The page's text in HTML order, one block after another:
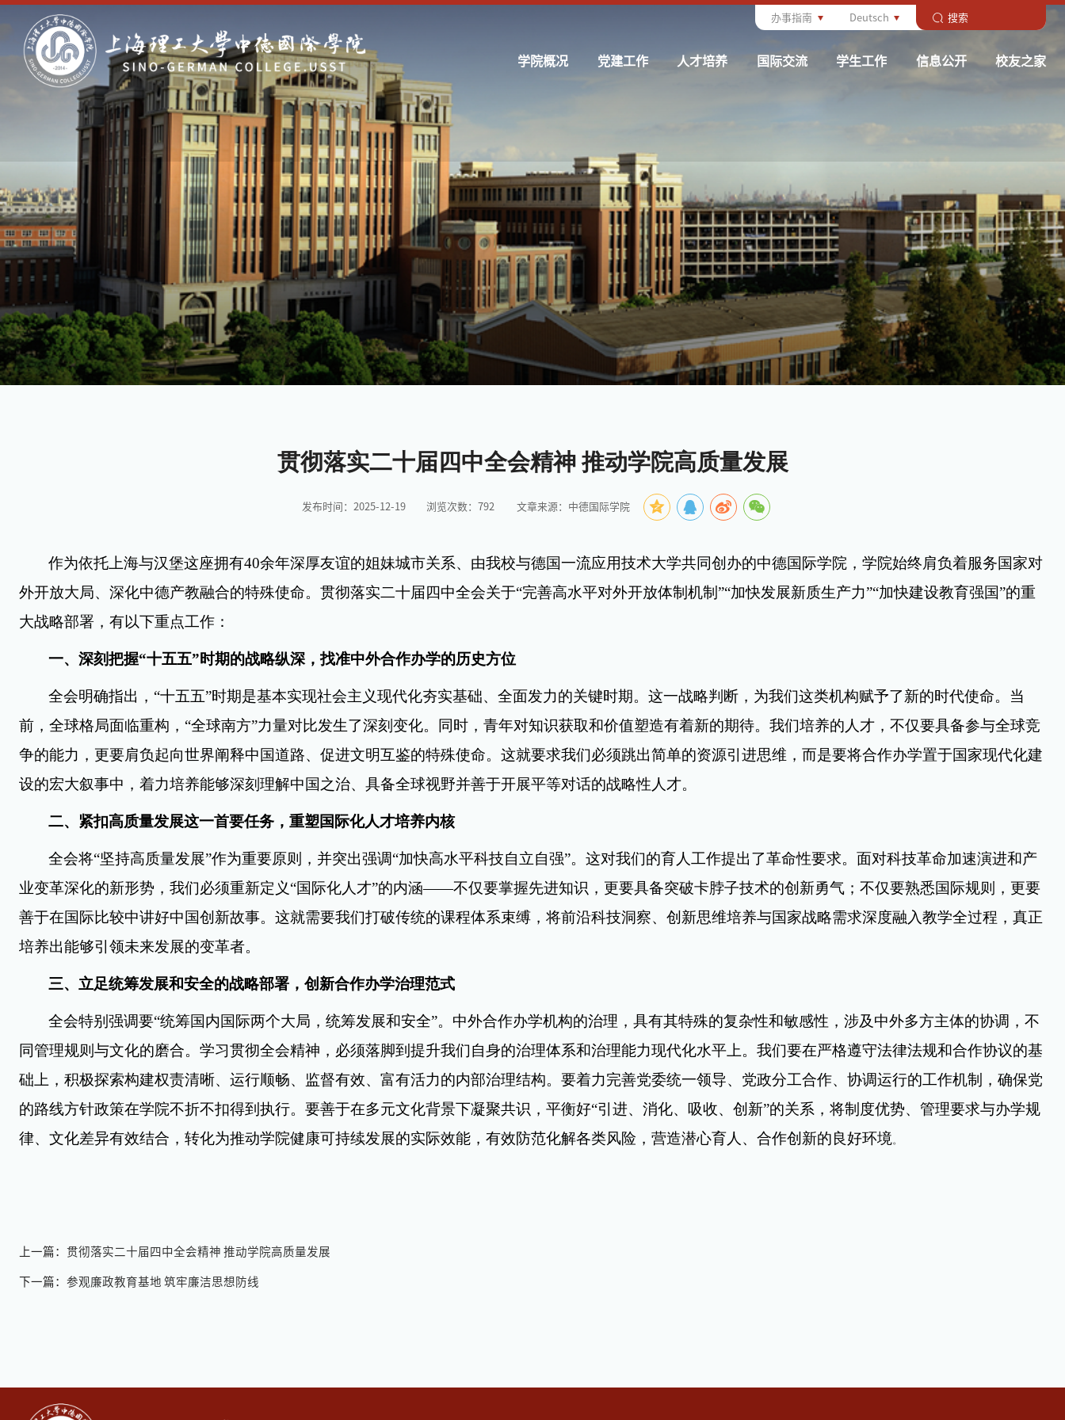
办事指南 Deutsch
学院概况 党建工作 人才培养 国际交流 学生工作 信息公开 校友之家
贯彻落实二十届四中全会精神 推动学院高质量发展
发布时间：2025-12-19 浏览次数： 792 文章来源：中德国际学院
作为依托上海与汉堡这座拥有40余年深厚友谊的姐妹城市关系、由我校与德国一流应用技术大学共同创办的中德国际学院，学院始终肩负着服务国家对
外开放大局、深化中德产教融合的特殊使命。贯彻落实二十届四中全会关于“完善高水平对外开放体制机制 ”“加快发展新质生产力”“加快建设教育强国”的重
大战略部署，有以下重点工作：
一、深刻把握“十五五”时期的战略纵深，找准中外合作办学的历史方位
全会明确指出，“十五五”时期是基本实现社会主义现代化夯实基础、全面发力的关键时期。这一战略判断，为我们这类机构赋予了新的时代使命。当
前，全球格局面临重构，“全球南方”力量对比发生了深刻变化。同时，青年对知识获取和价值塑造有着新的期待。我们培养的人才，不仅要具备参与全球竞
争的能力，更要肩负起向世界阐释中国道路、促进文明互鉴的特殊使命。这就要求我们必须跳出简单的资源引进思维，而是要将合作办学置于国家现代化建
设的宏大叙事中，着力培养能够深刻理解中国之治、具备全球视野并善于开展平等对话的战略性人才。
二、紧扣高质量发展这一首要任务，重塑国际化人才培养内核
全会将“坚持高质量发展”作为重要原则，并突出强调“加快高水平科技自立自强”。这对我们的育人工作提出了革命性要求。面对科技革命加速演进和产
业变革深化的新形势，我们必须重新定义“国际化人才”的内涵——不仅要掌握先进知识，更要具备突破卡脖子技术的创新勇气；不仅要熟悉国际规则，更要
善于在国际比较中讲好中国创新故事。这就需要我们打破传统的课程体系束缚，将前沿科技洞察、创新思维培养与国家战略需求深度融入教学全过程，真正
培养出能够引领未来发展的变革者。
三、立足统筹发展和安全的战略部署，创新合作办学治理范式
全会特别强调要“统筹国内国际两个大局，统筹发展和安全”。中外合作办学机构的治理，具有其特殊的复杂性和敏感性，涉及中外多方主体的协调，不
同管理规则与文化的磨合。学习贯彻全会精神，必须落脚到提升我们自身的治理体系和治理能力现代化水平上。我们要在严格遵守法律法规和合作协议的基
础上，积极探索构建权责清晰、运行顺畅、监督有效、富有活力的内部治理结构。要着力完善党委统一领导、党政分工合作、协调运行的工作机制，确保党
的路线方针政策在学院不折不扣得到执行。要善于在多元文化背景下凝聚共识，平衡好“引进、消化、吸收、创新”的关系，将制度优势、管理要求与办学规
律、文化差异有效结合，转化为推动学院健康可持续发展的实际效能，有效防范化解各类风险，营造潜心育人、合作创新的良好环境。
上一篇： 贯彻落实二十届四中全会精神 推动学院高质量发展
下一篇： 参观廉政教育基地 筑牢廉洁思想防线